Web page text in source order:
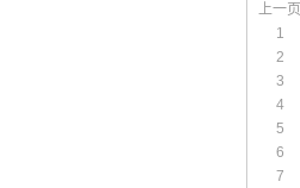
上一页
1
2
3
4
5
6
7